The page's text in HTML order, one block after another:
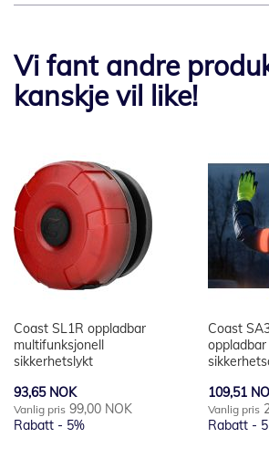
Vi fant andre
kanskje vil like!
Coast SL1R oppladbar
multifunksjonell
sikkerhetslykt
Vanlig pris 99,00 NOK
Rabatt - 5%
Spesialpris
93,65 NOK
Coast
oppladbar
Vanlig pris
Rabatt -
Spesialpris
109,51